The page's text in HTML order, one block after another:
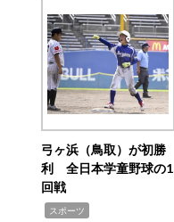
弓ヶ浜（鳥取）が初勝
利 全日本学童野球の1
回戦
スポーツ